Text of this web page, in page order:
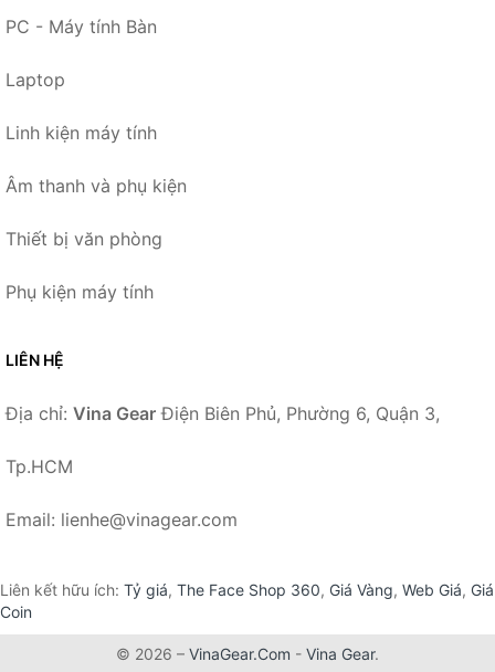
PC - Máy tính Bàn
Laptop
Linh kiện máy tính
Âm thanh và phụ kiện
Thiết bị văn phòng
Phụ kiện máy tính
LIÊN HỆ
Địa chỉ: Vina Gear Điện Biên Phủ, Phường 6, Quận 3,
Tp.HCM
Email: lienhe@vinagear.com
Liên kết hữu ích: Tỷ giá, The Face Shop 360, Giá Vàng, Web Giá, Giá
Coin
© 2026 – VinaGear.Com - Vina Gear.